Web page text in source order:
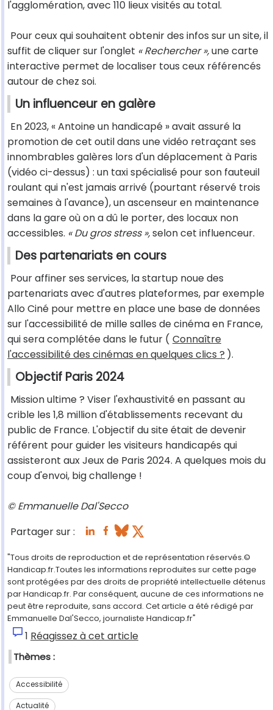
l'agglomération, avec 110 lieux visités au total.
Pour ceux qui souhaitent obtenir des infos sur un site, il
suffit de cliquer sur l'onglet « Rechercher »,une carte
interactive permet de localiser tous ceux référencés
autour de chez soi.
Un influenceur en galère
En 2023, « Antoine un handicapé » avait assuré la
promotion de cet outil dans une vidéo retraçant ses
innombrables galères lors d'un déplacement à Paris
(vidéo ci-dessus) : un taxi spécialisé pour son fauteuil
roulant qui n'est jamais arrivé (pourtant réservé trois
semaines à l'avance), un ascenseur en maintenance
dans la gare où on a dû le porter, des locaux non
accessibles. « Du gros stress »,selon cet influenceur.
Des partenariats en cours
Pour affiner ses services, la startup noue des
partenariats avec d'autres plateformes, par exemple
Allo Ciné pour mettre en place une base de données
sur l'accessibilité de mille salles de cinéma en France,
qui sera complétée dans le futur ( Connaître
l'accessibilité des cinémas en quelques clics ? ).
Objectif Paris 2024
Mission ultime ? Viser l'exhaustivité en passant au
crible les 1,8 million d'établissements recevant du
public de France. L'objectif du site était de devenir
référent pour guider les visiteurs handicapés qui
assisteront aux Jeux de Paris 2024. A quelques mois du
coup d'envoi, big challenge !
© Emmanuelle Dal'Secco
Partager sur :
"Tous droits de reproduction et de représentation réservés.©
Handicap.fr.Toutes les informations reproduites sur cette page
sont protégées par des droits de propriété intellectuelle détenus
par Handicap.fr. Par conséquent, aucune de ces informations ne
peut être reproduite, sans accord. Cet article a été rédigé par
Emmanuelle Dal'Secco, journaliste Handicap.fr"
1 Réagissez à cet article
Thèmes :
Accessibilité
Actualité